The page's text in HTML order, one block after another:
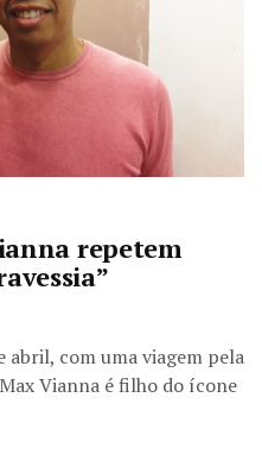
repetem
abril, com uma viagem pela
Vianna é filho do ícone